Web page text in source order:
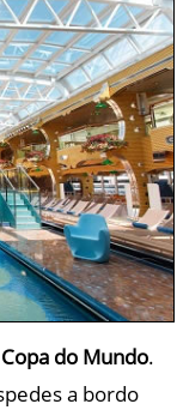
Copa do Mundo.
a bordo